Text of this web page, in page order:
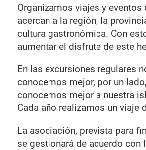
Organizamos viajes y eventos
acercan a la región, la
cultura gastronómica. Con
aumentar el disfrute de este
En las excursiones regulares
conocemos mejor, por un
conocemos mejor a nuestra
Cada año realizamos un viaje
La asociación, prevista para
se gestionará de acuerdo con